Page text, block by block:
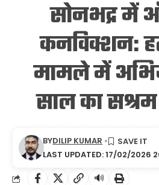
सोनभद्र में
कनविक्शन:
मामले में
साल का सश्रम
LAST UPDATED: 17/02/2026
BYDILIP KUMAR
🔊